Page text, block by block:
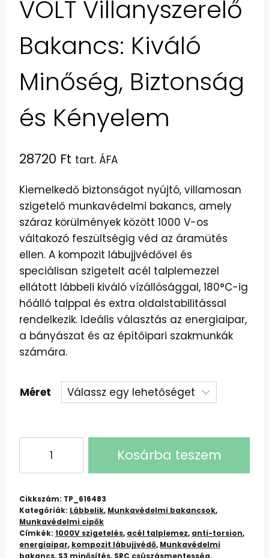
VOLT Villanyszerelő
Bakancs: Kiváló
Minőség, Biztonság
és Kényelem
28720 Ft tart. ÁFA
Kiemelkedő biztonságot nyújtó, villamosan
szigetelő munkavédelmi bakancs, amely
száraz körülmények között 1000 V-os
váltakozó feszültségig véd az áramütés
ellen. A kompozit lábujjvédővel és
speciálisan szigetelt acél talplemezzel
ellátott lábbeli kiváló vízállósággal, 180°C-ig
hőálló talppal és extra oldalstabilitással
rendelkezik. Ideális választás az energiaipar,
a bányászat és az építőipari szakmunkák
számára.
Méret
Villanyszerelő
Bakancs:
Kiváló
Minőség,
Biztonság
és
Kosárba teszem
Cikkszám: TP_616483
Kategóriák: Lábbelik, Munkavédelmi bakancsok,
Munkavédelmi cipők
Címkék: 1000V szigetelés, acél talplemez, anti-torsion,
energiaipar, kompozit lábujjvédő, Munkavédelmi